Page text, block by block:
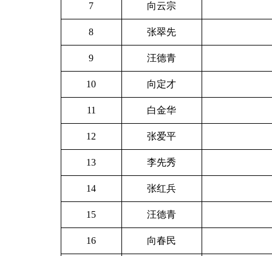
7 向云宗
8 张翠先
9 汪德青
10 向定才
11 白金华
12 张爱平
13 李先秀
14 张红兵
15 汪德青
16 向春民